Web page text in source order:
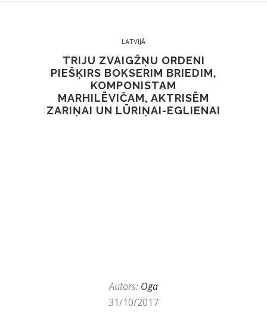
LATVIJĀ
TRIJU ZVAIGŽŅU ORDENI
PIEŠĶIRS BOKSERIM BRIEDIM,
KOMPONISTAM
MARHILĒVIČAM, AKTRISĒM
ZARIŅAI UN LŪRIŅAI-EGLIENAI
Autors: Oga
31/10/2017